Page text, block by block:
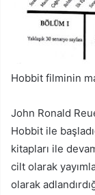
Hobbit filminin
John Ronald
Hobbit ile
kitapları ile
cilt olarak
olarak